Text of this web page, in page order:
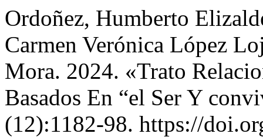
Ordoñez, Humberto
Carmen Verónica López
Mora. 2024. «Trato
Basados En “el Ser Y
(12):1182-98. https://